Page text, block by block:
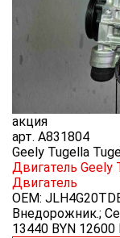
акция
арт. A831804
Geely Tugella
Двигатель Geely
Двигатель
OEM:
Внедорожник.;
13440 BYN 12600